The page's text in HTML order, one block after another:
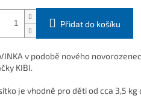
Přidat do košíku
v podobě nového
KIBI.
je vhodně pro děti od cca 3,5 kg